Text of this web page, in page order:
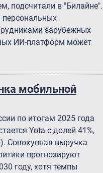
подсчитали в "Билайне".
персональных
зарубежных
ИИ-платформ может
мобильной
по итогам 2025 года
Yota с долей 41%,
Совокупная выручка
прогнозируют
году, хотя темпы